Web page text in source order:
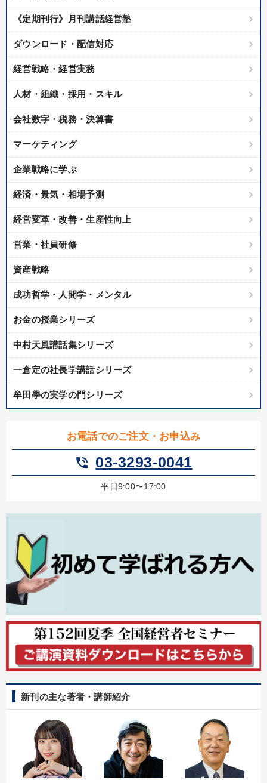
《定期刊行》月刊講話経営塾
ダウンロード・配信対応
経営戦略・経営実務
人材・組織・採用・スキル
会社数字・税務・決算書
マーケティング
企業戦略に学ぶ
経済・景気・相場予測
経営変革・改善・生産性向上
営業・社員研修
資産戦略
成功哲学・人間学・メンタル
お金の授業シリーズ
中村天風講話集シリーズ
一倉定の社長学講話シリーズ
牟田學の実学の門シリーズ
お電話でのご注文・お申込み
phone_in_talk 03-3293-0041
平日9:00〜17:00
新刊の主な著者・講師紹介